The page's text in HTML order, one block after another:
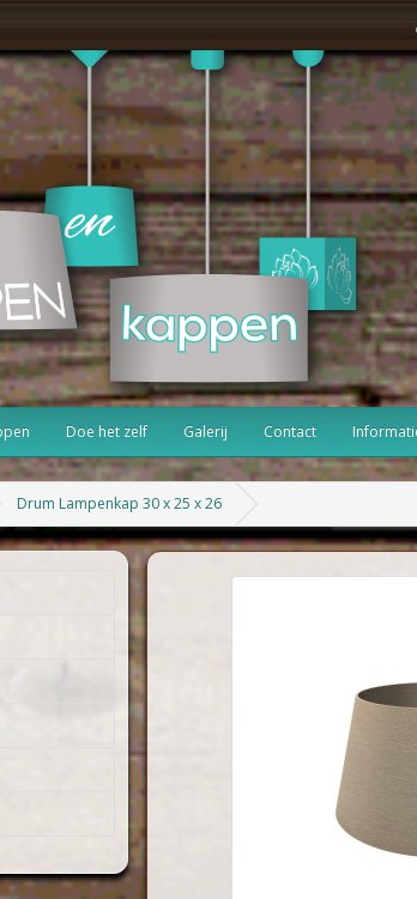
Doe het zelf Galerij Contact
Drum Lampenkap 30 x 25 x 26